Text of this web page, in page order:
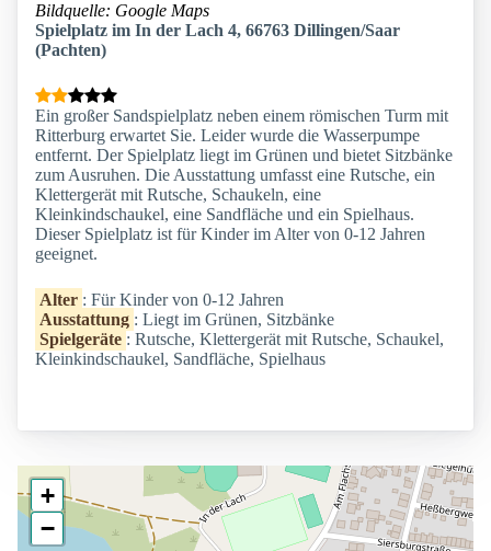
Bildquelle: Google Maps
Spielplatz im In der Lach 4, 66763 Dillingen/Saar
(Pachten)
Ein großer Sandspielplatz neben einem römischen Turm mit
Ritterburg erwartet Sie. Leider wurde die Wasserpumpe
entfernt. Der Spielplatz liegt im Grünen und bietet Sitzbänke
zum Ausruhen. Die Ausstattung umfasst eine Rutsche, ein
Klettergerät mit Rutsche, Schaukeln, eine
Kleinkindschaukel, eine Sandfläche und ein Spielhaus.
Dieser Spielplatz ist für Kinder im Alter von 0-12 Jahren
geeignet.
Alter : Für Kinder von 0-12 Jahren
Ausstattung : Liegt im Grünen, Sitzbänke
Spielgeräte : Rutsche, Klettergerät mit Rutsche, Schaukel,
Kleinkindschaukel, Sandfläche, Spielhaus
+
−